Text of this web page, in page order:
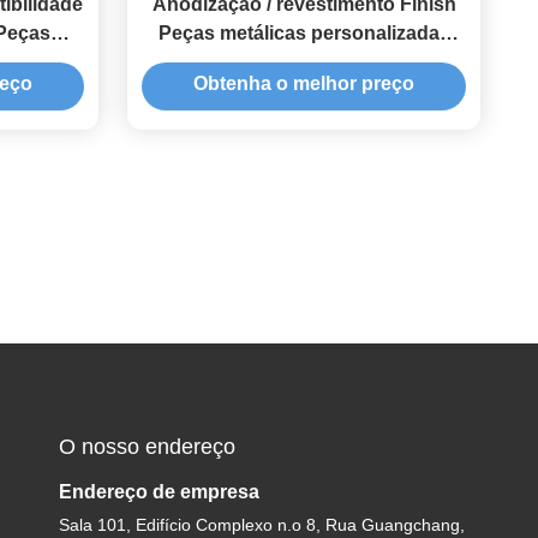
Anodização / revestimento Finish
Peças metálicas personalizadas
Fabricação 0,005mm Tolerância
Obtenha o melhor preço
O nosso endereço
Endereço de empresa
Sala 101, Edifício Complexo n.o 8, Rua Guangchang,